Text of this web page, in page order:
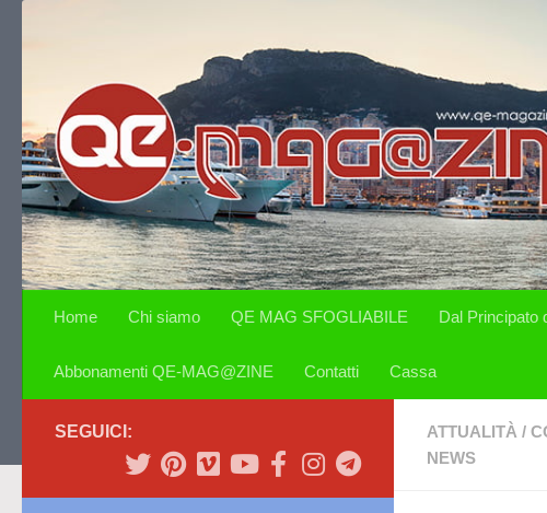
Home Chi siamo QE MAG SFOGLIABILE Dal Principato
Abbonamenti QE-MAG@ZINE Contatti Cassa
ATTUALITÀ /
NEWS
SEGUICI: